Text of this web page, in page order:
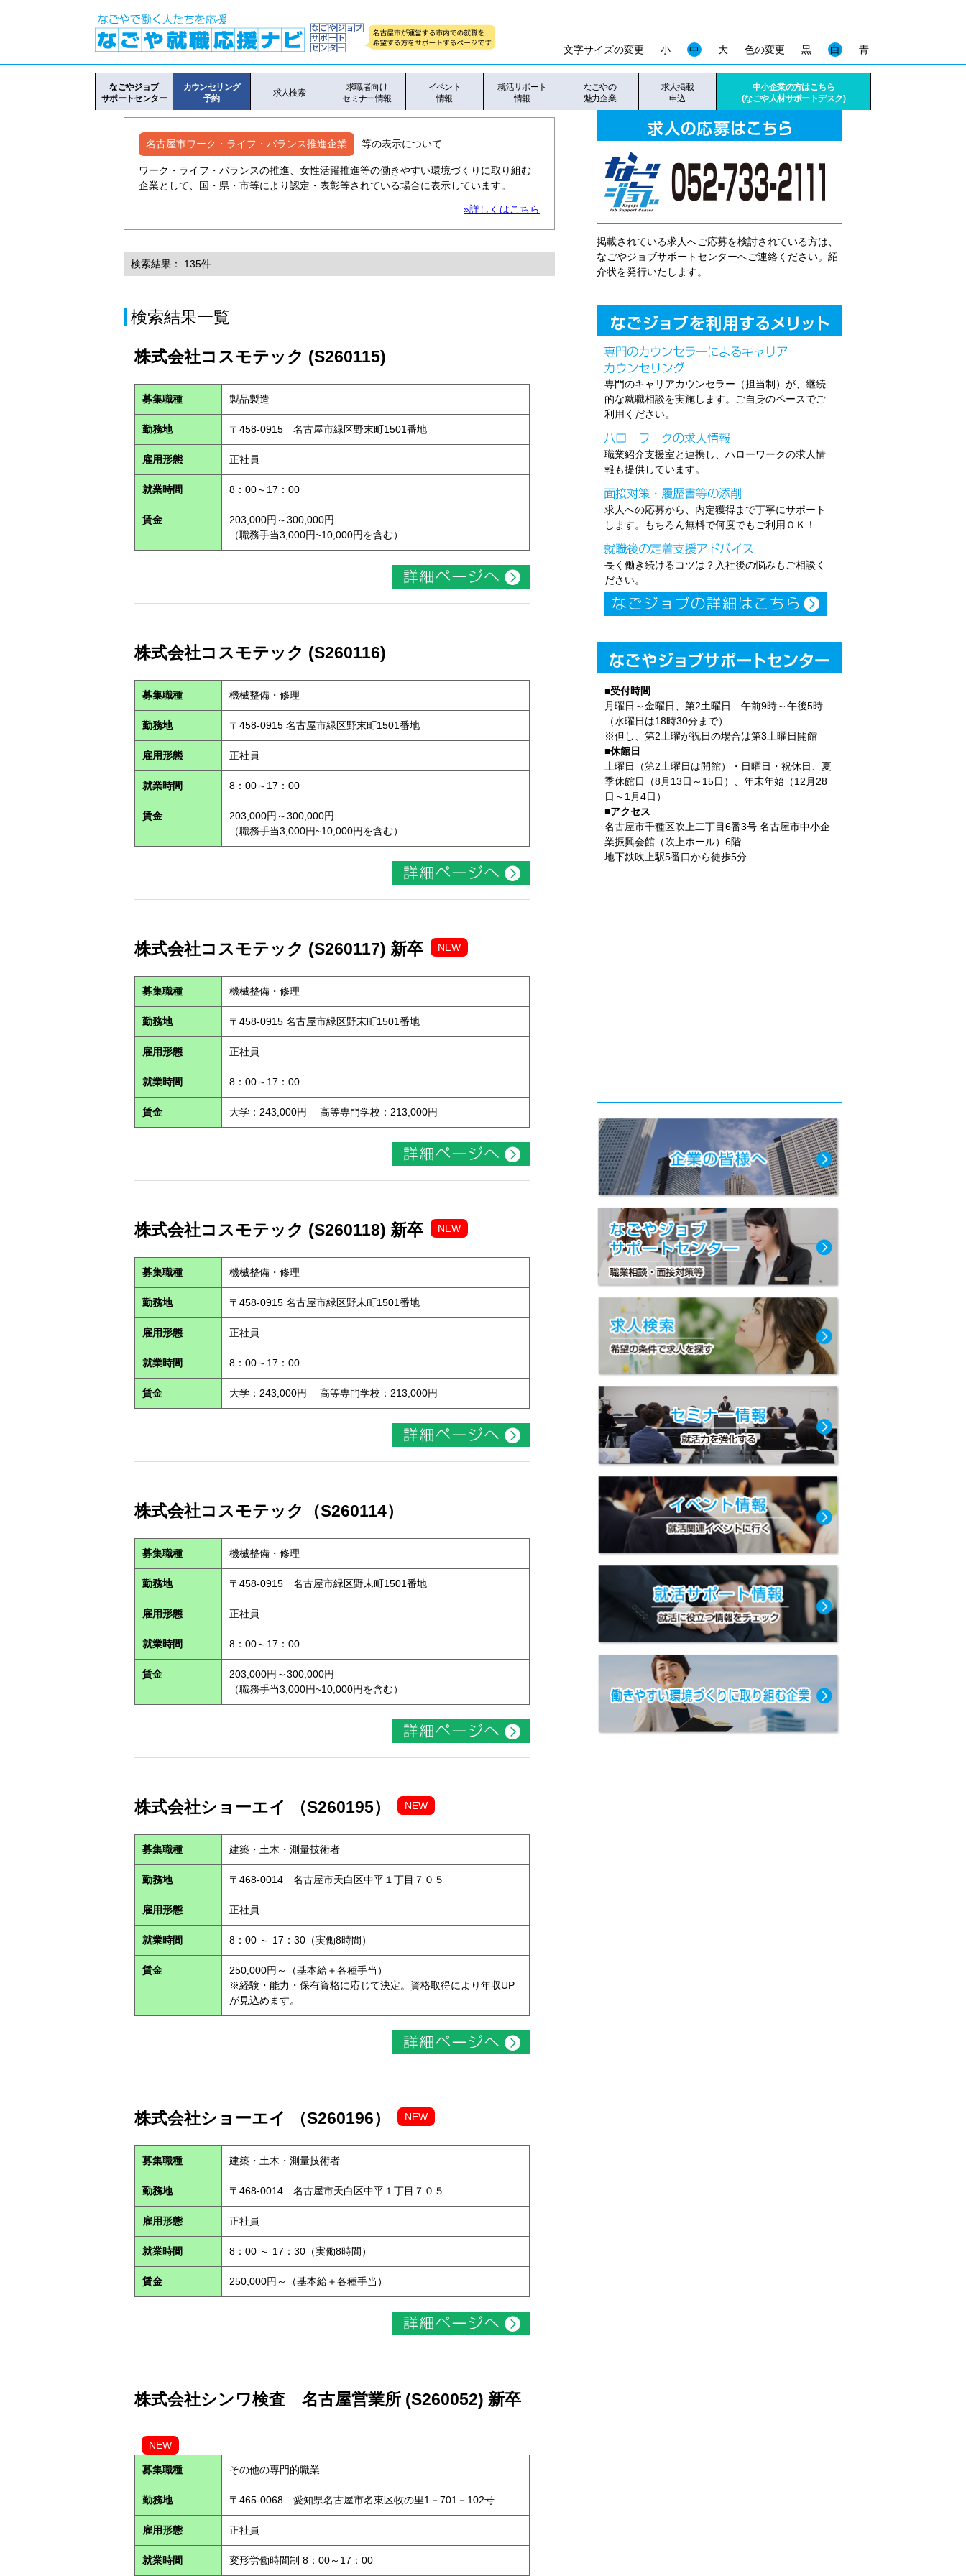
色の変更 黒 白 青
文字サイズの変更 小 中 大
なごやジョブ
サポートセンター
カウンセリング
予約
求人検索
求職者向け
セミナー情報
イベント
情報
就活サポート
情報
なごやの
魅力企業
求人掲載
申込
中小企業の方はこちら
(なごや人材サポートデスク)
名古屋市ワーク・ライフ・バランス推進企業 等の表示について
ワーク・ライフ・バランスの推進、女性活躍推進等の働きやすい環境づくりに取り組む
企業として、国・県・市等により認定・表彰等されている場合に表示しています。
»詳しくはこちら
検索結果： 135件
検索結果一覧
株式会社コスモテック (S260115)
募集職種 製品製造
勤務地 〒458-0915 名古屋市緑区野末町1501番地
雇用形態 正社員
就業時間 8：00～17：00
賃金
203,000円～300,000円
（職務手当3,000円~10,000円を含む）
株式会社コスモテック (S260116)
募集職種 機械整備・修理
勤務地 〒458-0915 名古屋市緑区野末町1501番地
雇用形態 正社員
就業時間 8：00～17：00
賃金
203,000円～300,000円
（職務手当3,000円~10,000円を含む）
株式会社コスモテック (S260117) 新卒 NEW
募集職種 機械整備・修理
勤務地 〒458-0915 名古屋市緑区野末町1501番地
雇用形態 正社員
就業時間 8：00～17：00
賃金 大学：243,000円 高等専門学校：213,000円
株式会社コスモテック (S260118) 新卒 NEW
募集職種 機械整備・修理
勤務地 〒458-0915 名古屋市緑区野末町1501番地
雇用形態 正社員
就業時間 8：00～17：00
賃金 大学：243,000円 高等専門学校：213,000円
株式会社コスモテック（S260114）
募集職種 機械整備・修理
勤務地 〒458-0915 名古屋市緑区野末町1501番地
雇用形態 正社員
就業時間 8：00～17：00
賃金
203,000円～300,000円
（職務手当3,000円~10,000円を含む）
株式会社ショーエイ （S260195） NEW
募集職種 建築・土木・測量技術者
勤務地 〒468-0014 名古屋市天白区中平１丁目７０５
雇用形態 正社員
就業時間 8：00 ～ 17：30（実働8時間）
賃金
250,000円～（基本給＋各種手当）
※経験・能力・保有資格に応じて決定。資格取得により年収UP
が見込めます。
株式会社ショーエイ （S260196） NEW
募集職種 建築・土木・測量技術者
勤務地 〒468-0014 名古屋市天白区中平１丁目７０５
雇用形態 正社員
就業時間 8：00 ～ 17：30（実働8時間）
賃金 250,000円～（基本給＋各種手当）
株式会社シンワ検査 名古屋営業所 (S260052) 新卒
NEW
募集職種 その他の専門的職業
勤務地 〒465-0068 愛知県名古屋市名東区牧の里1－701－102号
雇用形態 正社員
就業時間 変形労働時間制 8：00～17：00
掲載されている求人へご応募を検討されている方は、
なごやジョブサポートセンターへご連絡ください。紹
介状を発行いたします。
専門のキャリアカウンセラー（担当制）が、継続
的な就職相談を実施します。ご自身のペースでご
利用ください。
職業紹介支援室と連携し、ハローワークの求人情
報も提供しています。
求人への応募から、内定獲得まで丁寧にサポート
します。もちろん無料で何度でもご利用ＯＫ！
長く働き続けるコツは？入社後の悩みもご相談く
ださい。
■受付時間
月曜日～金曜日、第2土曜日 午前9時～午後5時
（水曜日は18時30分まで）
※但し、第2土曜が祝日の場合は第3土曜日開館
■休館日
土曜日（第2土曜日は開館）・日曜日・祝休日、夏
季休館日（8月13日～15日）、年末年始（12月28
日～1月4日）
■アクセス
名古屋市千種区吹上二丁目6番3号 名古屋市中小企
業振興会館（吹上ホール）6階
地下鉄吹上駅5番口から徒歩5分